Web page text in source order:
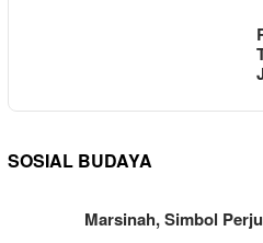
SOSIAL BUDAYA
Marsinah, Simbol